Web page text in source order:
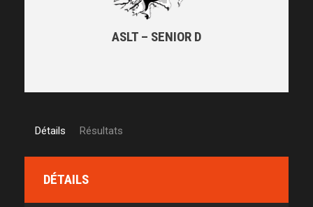
ASLT – SENIOR D
Détails Résultats
DÉTAILS